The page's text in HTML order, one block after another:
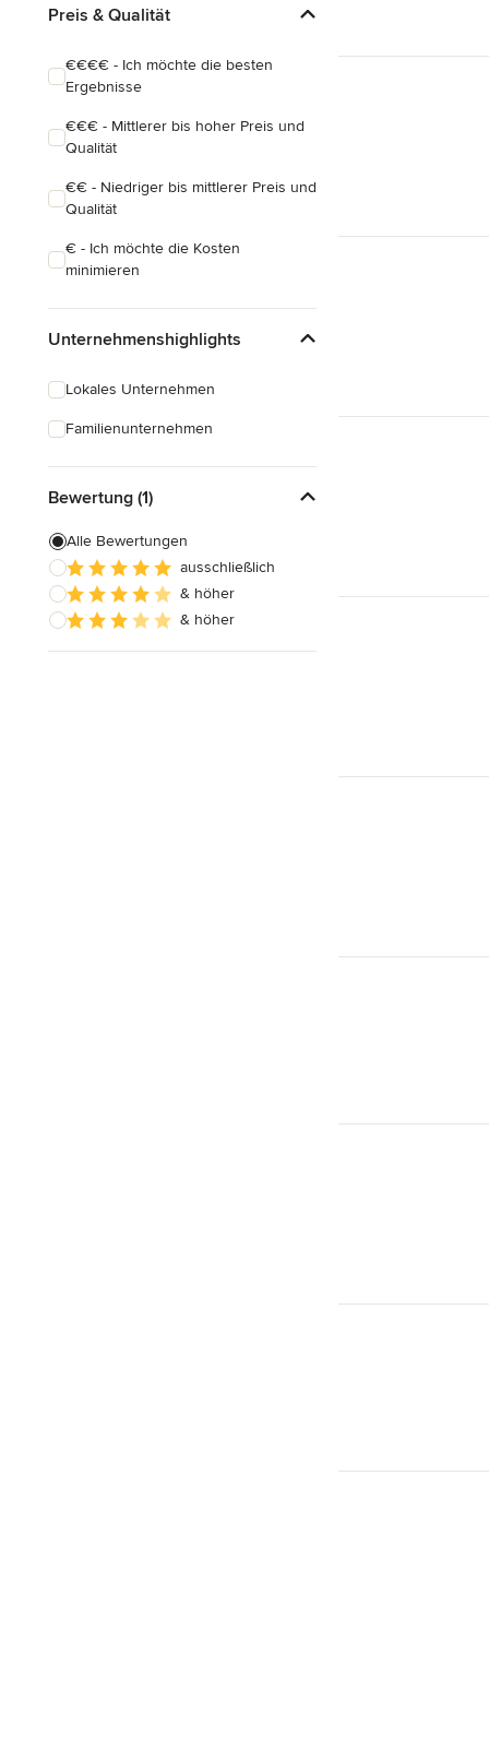
Preis & Qualität
€€€€ - Ich möchte die besten
Ergebnisse
€€€ - Mittlerer bis hoher Preis und
Qualität
€€ - Niedriger bis mittlerer Preis und
Qualität
€ - Ich möchte die Kosten
minimieren
Unternehmenshighlights
Lokales Unternehmen
Familienunternehmen
Bewertung (1)
Alle Bewertungen
ausschließlich
& höher
& höher